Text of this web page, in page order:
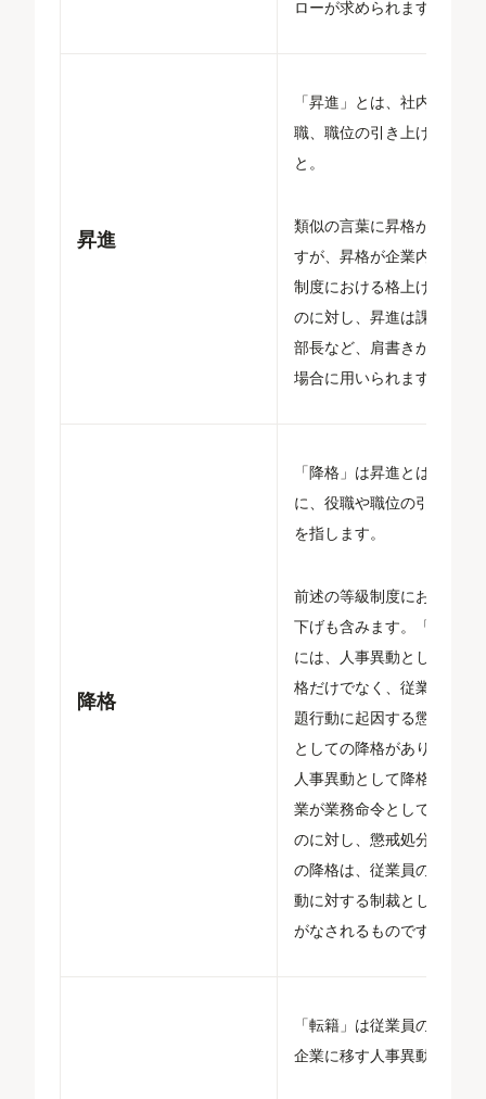
ローが求められます。
昇進
「昇進」とは、社内での役
職、職位の引き上げのこ
と。
類似の言葉に昇格がありま
すが、昇格が企業内の等級
制度における格上げを指す
のに対し、昇進は課長から
部長など、肩書きが変わる
場合に用いられます。
降格
「降格」は昇進とは反対
に、役職や職位の引き下げ
を指します。
前述の等級制度における格
下げも含みます。「降格」
には、人事異動としての降
格だけでなく、従業員の問
題行動に起因する懲戒処分
としての降格があります。
人事異動として降格は、企
業が業務命令として発する
のに対し、懲戒処分として
の降格は、従業員の問題行
動に対する制裁として降格
がなされるものです。
「転籍」は従業員の籍を別
企業に移す人事異動。